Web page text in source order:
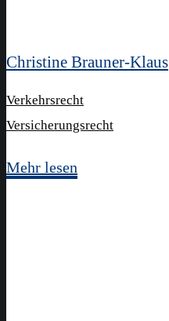
Christine Brauner-Klaus
Verkehrsrecht
Versicherungsrecht
Mehr lesen